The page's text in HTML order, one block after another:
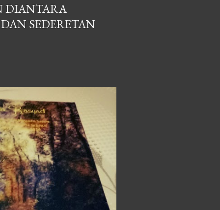
DIANTARA
SEDERETAN